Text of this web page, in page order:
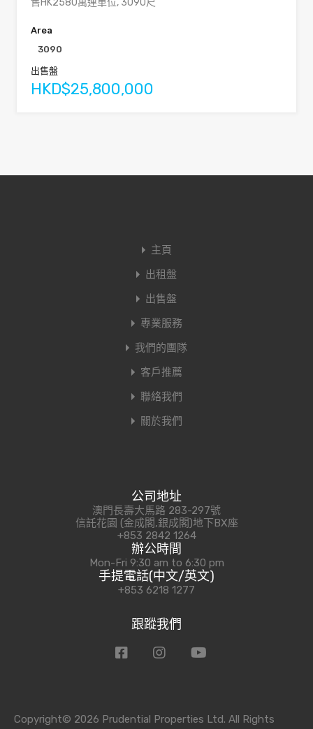
Area
3090
出售盤
HKD$25,800,000
主頁
出租盤
出售盤
專業服務
我們的團隊
客戶推薦
聯絡我們
關於我們
公司地址
澳門長壽大馬路 283-297號
信託花園 (金成閣,銀成閣)地下BX座
+853 2842 1264
辦公時間
Mon-Fri 9:30 am to 6:30 pm
手提電話(中文/英文)
+853 6218 1277
跟蹤我們
Copyright© 2026 Prudential Properties Ltd. All Rights